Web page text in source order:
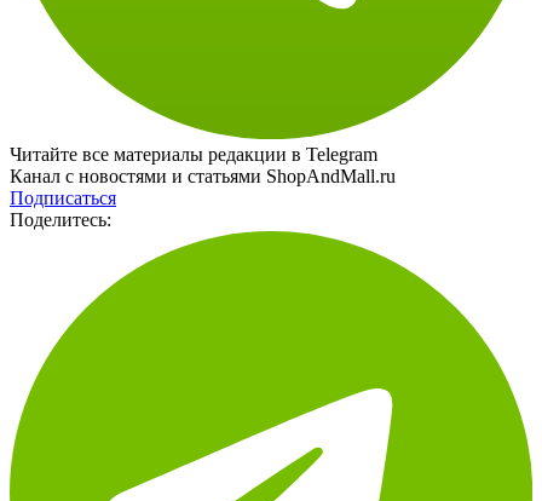
Читайте все материалы редакции в Telegram
Канал с новостями и статьями ShopAndMall.ru
Подписаться
Поделитесь: